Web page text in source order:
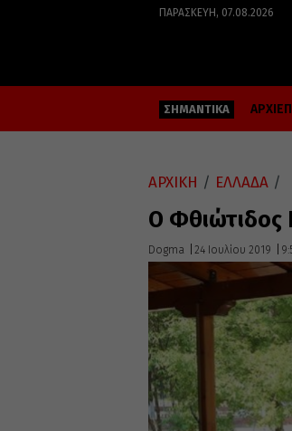
ΠΑΡΑΣΚΕΥΉ, 07.08.2026
ΣΗΜΑΝΤΙΚΑ
ΑΡΧΙΚΗ / ΕΛΛΑΔΑ /
Ο Φθιώτιδος
Dogma 24 Ιουλίου 2019